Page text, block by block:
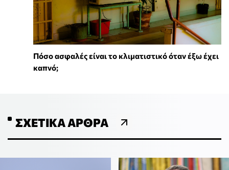
Πόσο ασφαλές είναι το κλιματιστικό όταν έξω έχει
καπνό;
ΣΧΕΤΙΚΆ ΆΡΘΡΑ